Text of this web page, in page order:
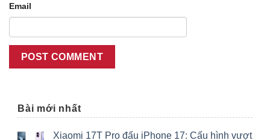
Email
Bài mới nhất
Xiaomi 17T Pro đấu iPhone 17: Cấu hình vượt